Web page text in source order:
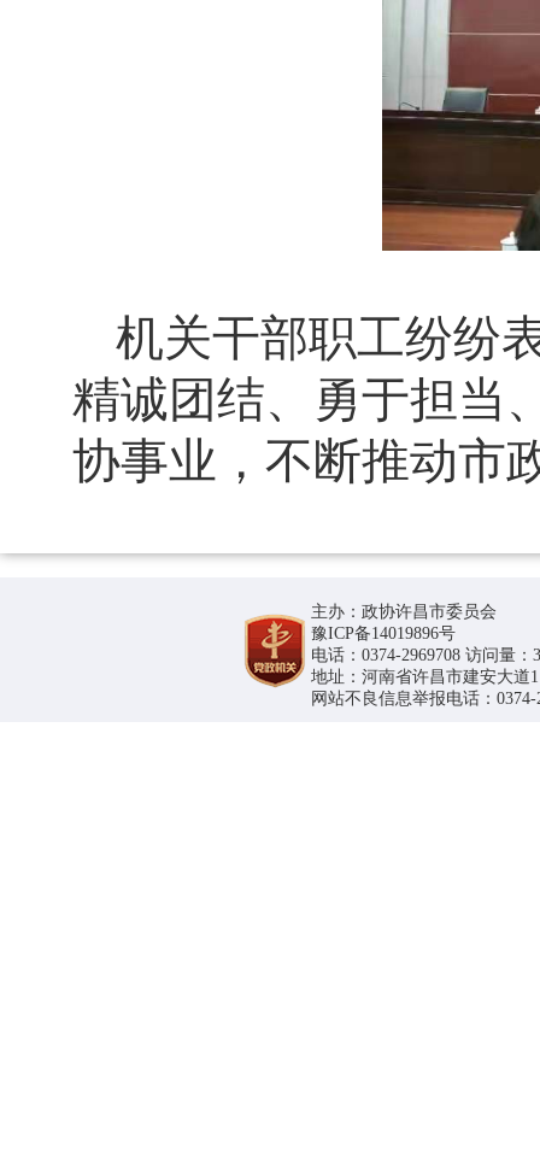
机关干部职工纷纷
精诚团结、勇于担当
协事业，不断推动市
主办：政协许昌市委员会
豫ICP备14019896号
电话：0374-2969708 访问量：
地址：河南省许昌市建安大道
网站不良信息举报电话：